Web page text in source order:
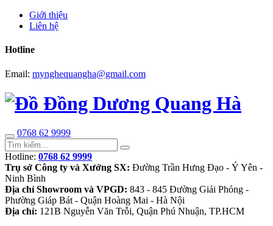
Giới thiệu
Liên hệ
Hotline
Email: mynghequangha@gmail.com
0768 62 9999
Hotline: 0768 62 9999
Trụ sở Công ty và Xưởng SX: Đường Trần Hưng Đạo - Ý Yên -
Ninh Bình
Địa chỉ Showroom và VPGD: 843 - 845 Đường Giải Phóng -
Phường Giáp Bát - Quận Hoàng Mai - Hà Nội
Địa chỉ: 121B Nguyễn Văn Trỗi, Quận Phú Nhuận, TP.HCM